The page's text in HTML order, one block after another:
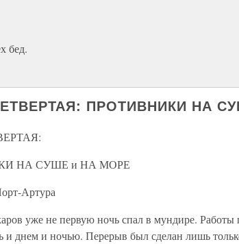
бед.
ПРОТИВНИКИ НА
НА СУШЕ и НА МОРЕ
Артура
уже не первую ночь спал в мундире. Работы
и днем и ночью. Перерыв был сделан лишь